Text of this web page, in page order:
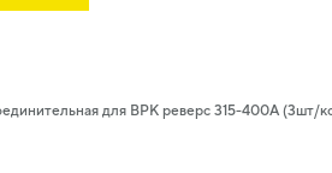
для ВРК реверс 315-400А (3шт/